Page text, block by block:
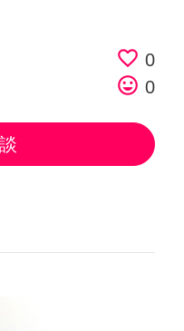
favorite_border 0
tag_faces 0